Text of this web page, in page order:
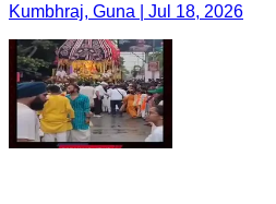
Kumbhraj, Guna | Jul 18, 2026